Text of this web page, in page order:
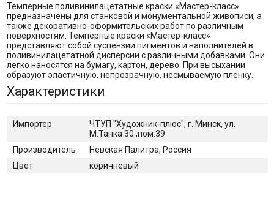
Темперные поливинилацетатные краски «Мастер-класс»
предназначены для станковой и монументальной живописи, а
также декоративно-оформительских работ по различным
поверхностям. Темперные краски «Мастер-класс»
представляют собой суспензии пигментов и наполнителей в
поливинилацетатной дисперсии с различными добавками. Они
легко наносятся на бумагу, картон, дерево. При высыхании
образуют эластичную, непрозрачную, несмываемую пленку.
Характеристики
Импортер
ЧТУП "Художник-плюс", г. Минск, ул.
М.Танка 30 ,пом.39
Производитель
Невская Палитра, Россия
Цвет
коричневый